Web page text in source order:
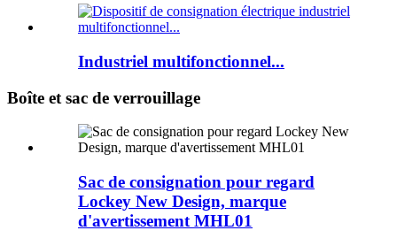
Industriel multifonctionnel...
Boîte et sac de verrouillage
Sac de consignation pour regard
Lockey New Design, marque
d'avertissement MHL01